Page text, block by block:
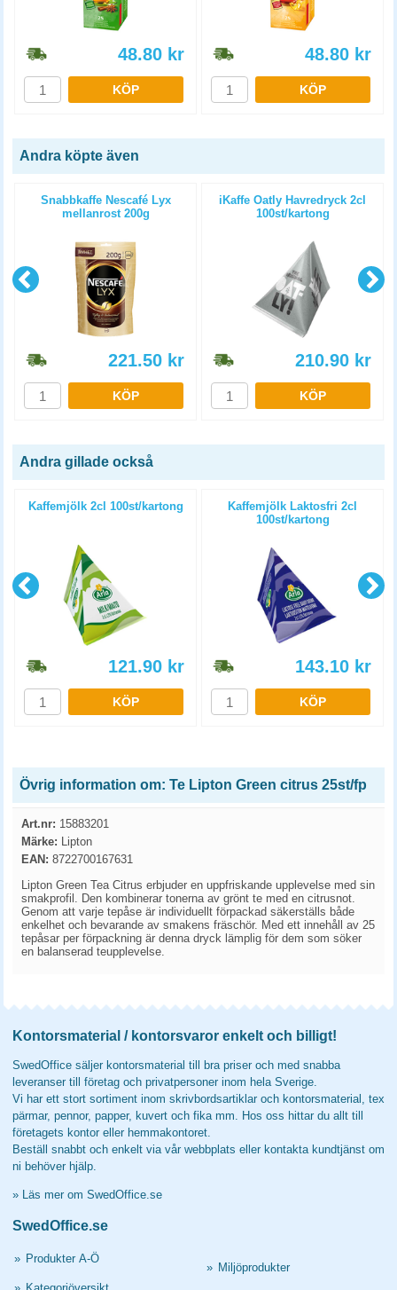
48.80 kr
KÖP
48.80 kr
KÖP
Andra köpte även
Snabbkaffe Nescafé Lyx
mellanrost 200g
221.50 kr
KÖP
iKaffe Oatly Havredryck 2cl
100st/kartong
210.90 kr
KÖP
Andra gillade också
Kaffemjölk 2cl 100st/kartong
121.90 kr
KÖP
Kaffemjölk Laktosfri 2cl
100st/kartong
143.10 kr
KÖP
Övrig information om: Te Lipton Green citrus 25st/fp
Art.nr: 15883201
Märke: Lipton
EAN: 8722700167631
Lipton Green Tea Citrus erbjuder en uppfriskande upplevelse med sin
smakprofil. Den kombinerar tonerna av grönt te med en citrusnot.
Genom att varje tepåse är individuellt förpackad säkerställs både
enkelhet och bevarande av smakens fräschör. Med ett innehåll av 25
tepåsar per förpackning är denna dryck lämplig för dem som söker
en balanserad teupplevelse.
Kontorsmaterial / kontorsvaror enkelt och billigt!
SwedOffice säljer kontorsmaterial till bra priser och med snabba
leveranser till företag och privatpersoner inom hela Sverige.
Vi har ett stort sortiment inom skrivbordsartiklar och kontorsmaterial, tex
pärmar, pennor, papper, kuvert och fika mm. Hos oss hittar du allt till
företagets kontor eller hemmakontoret.
Beställ snabbt och enkelt via vår webbplats eller kontakta kundtjänst om
ni behöver hjälp.
» Läs mer om SwedOffice.se
SwedOffice.se
» Produkter A-Ö
» Miljöprodukter